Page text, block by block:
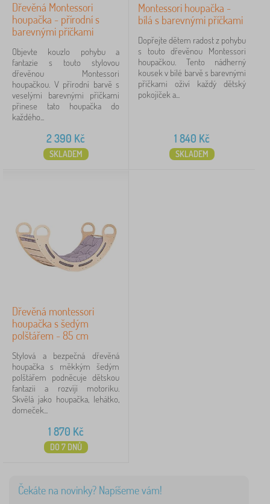
Dřevěná Montessori
houpačka - přírodní s
barevnými příčkami
Objevte kouzlo pohybu a
fantazie s touto stylovou
dřevěnou Montessori
houpačkou. V přírodní barvě s
veselými barevnými příčkami
přinese tato houpačka do
každého...
2 390 Kč
SKLADEM
Montessori houpačka -
bílá s barevnými příčkami
Dopřejte dětem radost z pohybu
s touto dřevěnou Montessori
houpačkou. Tento nádherný
kousek v bílé barvě s barevnými
příčkami oživí každý dětský
pokojíček a...
1 840 Kč
SKLADEM
Dřevěná montessori
houpačka s šedým
polštářem - 85 cm
Stylová a bezpečná dřevěná
houpačka s měkkým šedým
polštářem podněcuje dětskou
fantazii a rozvíjí motoriku.
Skvělá jako houpačka, lehátko,
domeček...
1 870 Kč
DO 7 DNŮ
Čekáte na novinky? Napíšeme vám!